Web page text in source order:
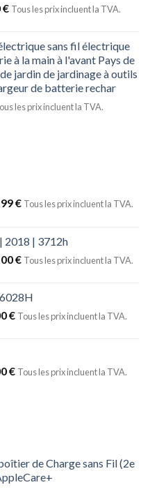
€ Tous les prix incluent la TVA.
sans fil électrique
à la main à l'avant Pays de
jardin de jardinage à outils
de batterie rechar
les prix incluent la TVA.
€ Tous les prix incluent la TVA.
2018 | 3712h
€ Tous les prix incluent la TVA.
€ Tous les prix incluent la TVA.
€ Tous les prix incluent la TVA.
de Charge sans Fil (2e